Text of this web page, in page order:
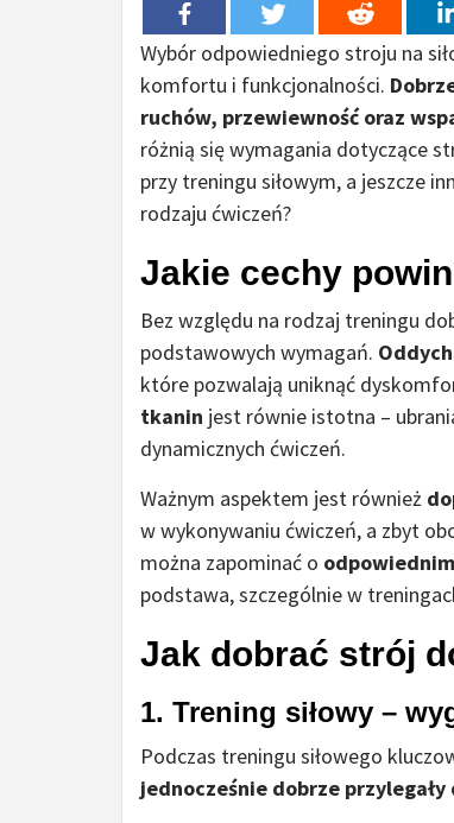
Wybór odpowiedniego stroju na
komfortu i funkcjonalności.
ruchów, przewiewność oraz
różnią się wymagania dotyczące
przy treningu siłowym, a jeszcze
rodzaju ćwiczeń?
Jakie cechy
Bez względu na rodzaj treningu
podstawowych wymagań.
które pozwalają uniknąć
tkanin jest równie istotna –
dynamicznych ćwiczeń.
Ważnym aspektem jest również
w wykonywaniu ćwiczeń, a zbyt
można zapominać o
podstawa, szczególnie w
Jak dobrać strój
1. Trening siłowy –
Podczas treningu siłowego
jednocześnie dobrze przylegały